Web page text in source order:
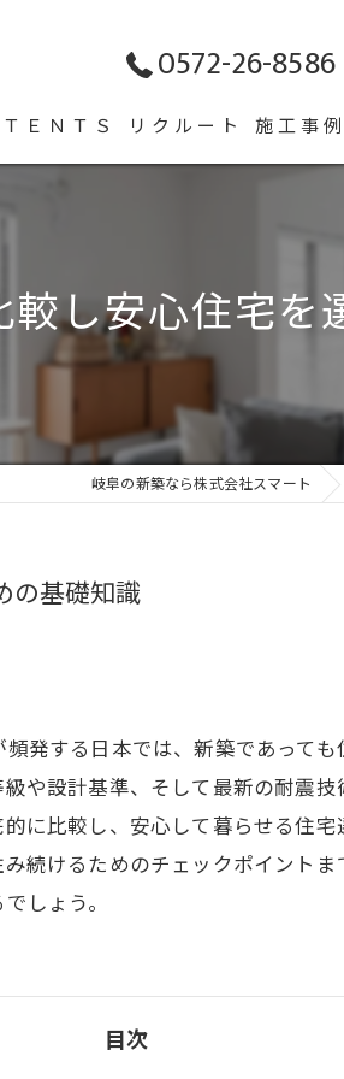
0572-26-8586
ＥＮＴＳ
る木の家「HUCK」
リクルート 施工事例
し安心住宅を
岐阜の新築なら株式会社スマート
の基礎知識
発する日本では、新築であって
や設計基準、そして最新の耐震
に比較し、安心して暮らせる住
続けるためのチェックポイント
しょう。
目次